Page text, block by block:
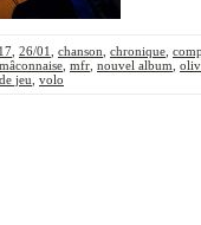
26/01 chanson chronique
mfr nouvel album
jeu volo